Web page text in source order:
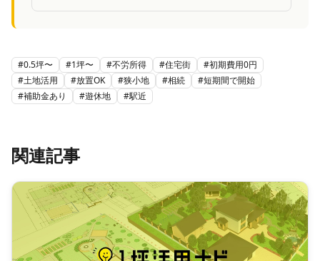
#0.5坪〜 #1坪〜 #不労所得 #住宅街 #初期費用0円
#土地活用 #放置OK #狭小地 #相続 #短期間で開始
#補助金あり #遊休地 #駅近
関連記事